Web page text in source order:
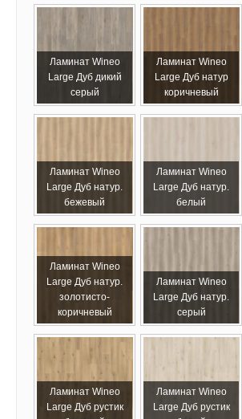
Ламинат Wineo
Large Дуб дикий
серый
Ламинат Wineo
Large Дуб натур
коричневый
Ламинат Wineo
Large Дуб натур.
бежевый
Ламинат Wineo
Large Дуб натур.
белый
Ламинат Wineo
Large Дуб натур.
золотисто-
коричневый
Ламинат Wineo
Large Дуб натур.
серый
Ламинат Wineo
Large Дуб рустик
Ламинат Wineo
Large Дуб рустик